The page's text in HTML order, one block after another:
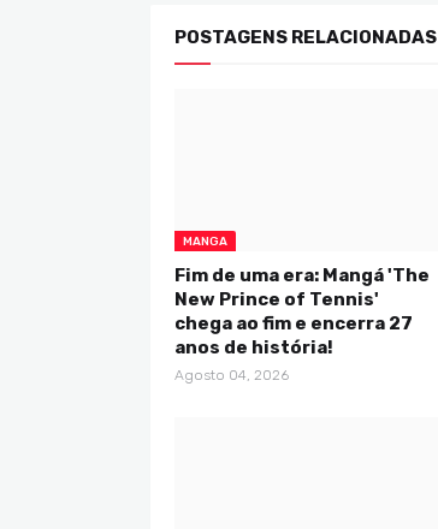
POSTAGENS RELACIONADAS
MANGA
Fim de uma era: Mangá 'The
New Prince of Tennis'
chega ao fim e encerra 27
anos de história!
Agosto 04, 2026